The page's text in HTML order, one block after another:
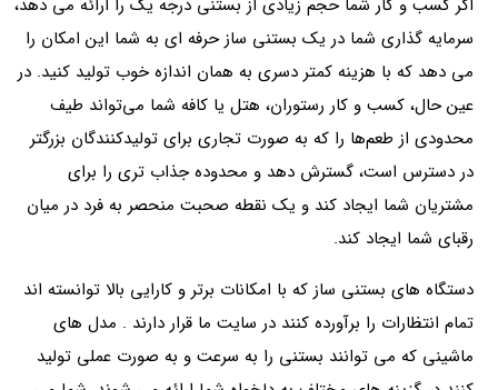
اگر کسب و کار شما حجم زیادی از بستنی درجه یک را ارائه می دهد،
سرمایه گذاری شما در یک بستنی ساز حرفه ای به شما این امکان را
می دهد که با هزینه کمتر دسری به همان اندازه خوب تولید کنید. در
عین حال، کسب و کار رستوران، هتل یا کافه شما می‌تواند طیف
محدودی از طعم‌ها را که به صورت تجاری برای تولیدکنندگان بزرگتر
در دسترس است، گسترش دهد و محدوده جذاب‌ تری را برای
مشتریان شما ایجاد کند و یک نقطه صحبت منحصر به فرد در میان
رقبای شما ایجاد کند.
دستگاه های بستنی ساز که با امکانات برتر و کارایی بالا توانسته اند
تمام انتظارات را برآورده کنند در سایت ما قرار دارند . مدل های
ماشینی که می توانند بستنی را به سرعت و به صورت عملی تولید